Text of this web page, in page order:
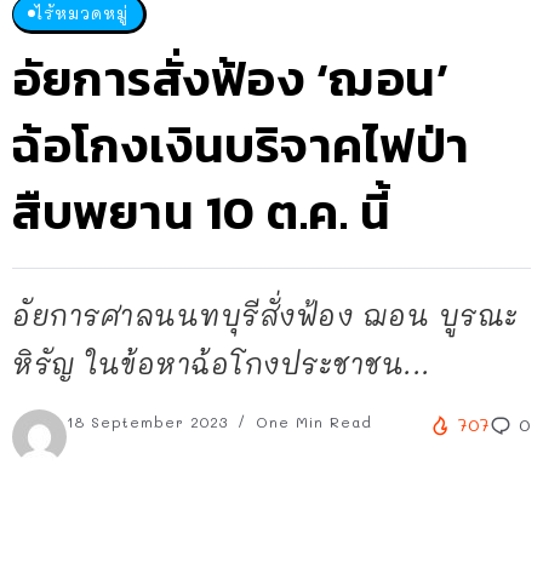
ไร้หมวดหมู่
อัยการสั่งฟ้อง ‘ฌอน’
ฉ้อโกงเงินบริจาคไฟป่า
สืบพยาน 10 ต.ค. นี้
อัยการศาลนนทบุรีสั่งฟ้อง ฌอน บูรณะ
หิรัญ ในข้อหาฉ้อโกงประชาชน...
18 September 2023 One Min Read 707 0